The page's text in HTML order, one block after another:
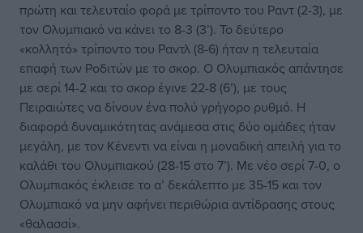
πρώτη και τελευταίο φορά με τρίποντο του Ραντ (2-3), με
τον Ολυμπιακό να κάνει το 8-3 (3’). Το δεύτερο
«κολλητό» τρίποντο του Ραντλ (8-6) ήταν η τελευταία
επαφή των Ροδιτών με το σκορ. Ο Ολυμπιακός απάντησε
με σερί 14-2 και το σκορ έγινε 22-8 (6’), με τους
Πειραιώτες να δίνουν ένα πολύ γρήγορο ρυθμό. Η
διαφορά δυναμικότητας ανάμεσα στις δύο ομάδες ήταν
μεγάλη, με τον Κένεντι να είναι η μοναδική απειλή για το
καλάθι του Ολυμπιακού (28-15 στο 7’). Με νέο σερί 7-0, ο
Ολυμπιακός έκλεισε το α’ δεκάλεπτο με 35-15 και τον
Ολυμπιακό να μην αφήνει περιθώρια αντίδρασης στους
«θαλασσί».